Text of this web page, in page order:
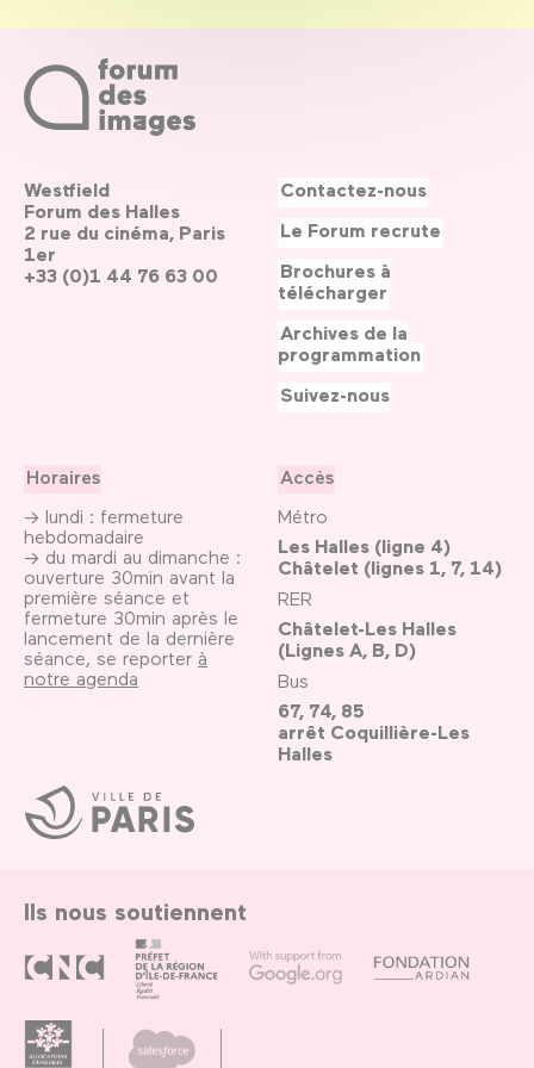
Ville
de
Paris
Westfield
Forum des Halles
2 rue du cinéma, Paris
1er
+33 (0)1 44 76 63 00
Horaires
→ lundi : fermeture
hebdomadaire
→ du mardi au dimanche :
ouverture 30min avant la
première séance et
fermeture 30min après le
lancement de la dernière
séance, se reporter à
notre agenda
Accès
Métro
Les Halles (ligne 4)
Châtelet (lignes 1, 7, 14)
RER
Châtelet-Les Halles
(Lignes A, B, D)
Bus
67, 74, 85
arrêt Coquillière-Les
Halles
Contactez-nous
Le Forum recrute
Brochures à
télécharger
Archives de la
programmation
Suivez-nous
Ils nous soutiennent